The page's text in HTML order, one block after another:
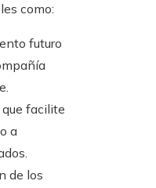
como:
futuro
facilite
a
de los